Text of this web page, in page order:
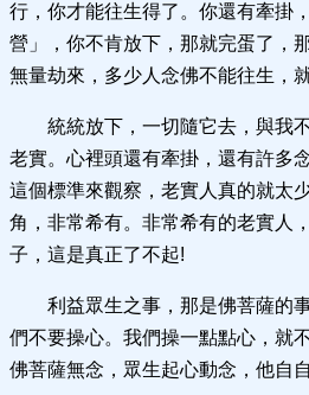
行，你才能往生得了。你還有牽掛
營」，你不肯放下，那就完蛋了
無量劫來，多少人念佛不能往生，
統統放下，一切隨它去，與我
老實。心裡頭還有牽掛，還有許多
這個標準來觀察，老實人真的就太
角，非常希有。非常希有的老實人
子，這是真正了不起!
利益眾生之事，那是佛菩薩的
們不要操心。我們操一點點心，就
佛菩薩無念，眾生起心動念，他自